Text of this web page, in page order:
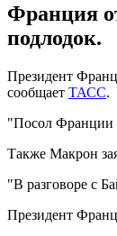
Франция
подлодок.
Президент
сообщает ТАСС.
"Посол Франции
Также Макрон
"В разговоре с
Президент